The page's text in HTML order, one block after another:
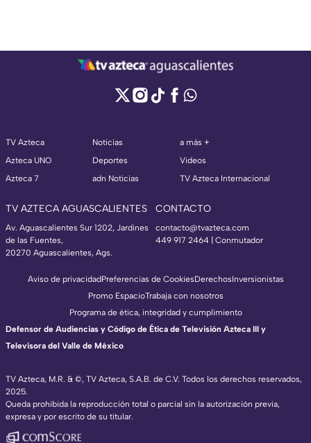
TV Azteca
Azteca UNO
Azteca 7
Noticias
Deportes
adn Noticias
a más +
Videos
TV Azteca Internacional
TV AZTECA AGUASCALIENTES
Av. Aguascalientes Sur 1202, Jardines
de las Fuentes,
20270 Aguascalientes, Ags.
CONTACTO
contacto@tvazteca.com
449 917 2464 | Conmutador
TV Azteca, M.R. & ©, TV Azteca, S.A.B. de C.V. Todos los derechos reservados,
2025.
Queda prohibida la reproducción total o parcial sin la autorización previa,
expresa y por escrito de su titular.
Aviso de privacidadPreferencias de CookiesDerechosInversionistas
Promo EspacioTrabaja con nosotros
Programa de ética, integridad y cumplimiento
Defensor de Audiencias y Código de Ética de Televisión Azteca III y
Televisora del Valle de México